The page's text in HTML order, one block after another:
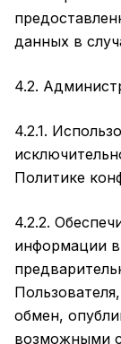
данных в
4.2.
4.2.1.
Политике
4.2.2.
информации в
обмен,
возможными